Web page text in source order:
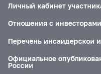
Личный кабинет
Отношения с инвесторами
Перечень инсайдерской
Официальное
России